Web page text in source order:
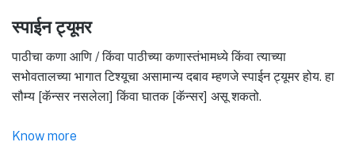
स्पाईन ट्यूमर
पाठीचा कणा आणि / किंवा पाठीच्या कणास्तंभामध्ये किंवा त्याच्या
सभोवतालच्या भागात टिश्यूचा असामान्य दबाव म्हणजे स्पाईन ट्यूमर होय. हा
सौम्य [कॅन्सर नसलेला] किंवा घातक [कॅन्सर] असू शकतो.
Know more